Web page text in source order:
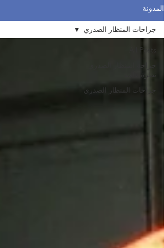
المدونة
All Posts
جراحة المنظار الصدري-
نظرة عامة
جراحات المنظار الصدري
جراحات المنظار الصدري